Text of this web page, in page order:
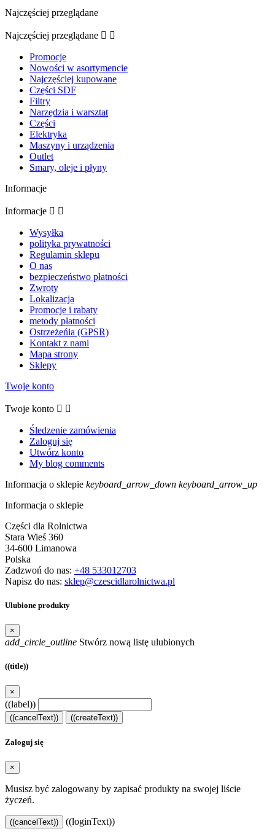
Najczęściej przeglądane
Najczęściej przeglądane  
Promocje
Nowości w asortymencie
Najczęściej kupowane
Części SDF
Filtry
Narzędzia i warsztat
Części
Elektryka
Maszyny i urządzenia
Outlet
Smary, oleje i płyny
Informacje
Informacje  
Wysyłka
polityka prywatności
Regulamin sklepu
O nas
bezpieczeństwo płatności
Zwroty
Lokalizacja
Promocje i rabaty
metody płatności
Ostrzeżeńia (GPSR)
Kontakt z nami
Mapa strony
Sklepy
Twoje konto
Twoje konto  
Śledzenie zamówienia
Zaloguj się
Utwórz konto
My blog comments
Informacja o sklepie keyboard_arrow_down keyboard_arrow_up
Informacja o sklepie
Części dla Rolnictwa
Stara Wieś 360
34-600 Limanowa
Polska
Zadzwoń do nas: +48 533012703
Napisz do nas: sklep@czescidlarolnictwa.pl
Ulubione produkty
×
add_circle_outline Stwórz nową listę ulubionych
((title))
×
((label))
((cancelText)) ((createText))
Zaloguj się
×
Musisz być zalogowany by zapisać produkty na swojej liście
życzeń.
((cancelText)) ((loginText))